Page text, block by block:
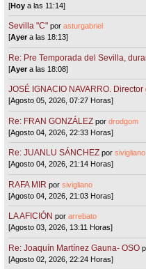
[Hoy a las 11:14]
Sevilla "C"porasturgabriel
[Ayera las 18:13]
Re: Pre Temporada del Sevilla,
[Ayera las 18:08]
JOSÉ IGNACIO NAVARRO.
[Agosto 05, 2026, 07:27 Horas]
Re: FRAN GONZÁLEZ pordrodgom
[Agosto 04, 2026, 22:33 Horas]
Re: JUANLU SÁNCHEZ porsivigliano
[Agosto 04, 2026, 21:14 Horas]
RAFA MIR porsivigliano
[Agosto 04, 2026, 21:03 Horas]
LA AFICIÓN porarrebato
[Agosto 03, 2026, 13:11 Horas]
Re: Joaquín Martínez Gauna- OSO
[Agosto 02, 2026, 22:24 Horas]